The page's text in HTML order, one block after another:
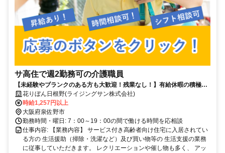
サ高住で週2勤務可の介護職員
【未経験やブランクのある方も大歓迎！残業なし！】有給休暇の積極取
得推奨！
花りぼん日根野(ライジングサン株式会社)
時給1,257円以上
大阪府泉佐野市
勤務時間・曜日: 7：00～19：00の間で働ける時間を応相談
仕事内容: 【業務内容】 サービス付き高齢者向け住宅に入居されてい
る方の 生活援助（掃除・洗濯など）及び買い物等の 生活支援の業務
に従事していただきます。 レクリエーションや催し物も多く、 アッ